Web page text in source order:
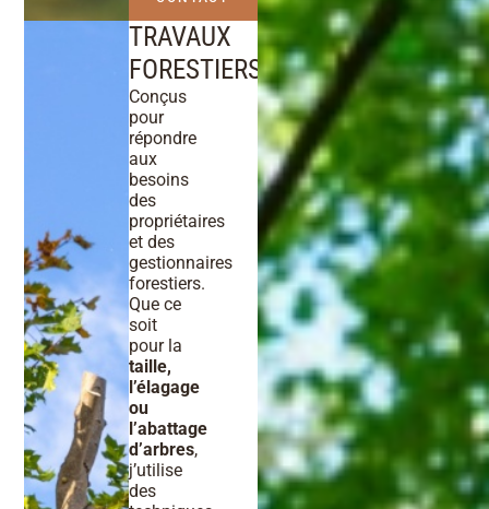
TRAVAUX
FORESTIERS
Conçus
pour
répondre
aux
besoins
des
propriétaires
et des
gestionnaires
forestiers.
Que ce
soit
pour la
taille,
l’élagage
ou
l’abattage
d’arbres,
j’utilise
des